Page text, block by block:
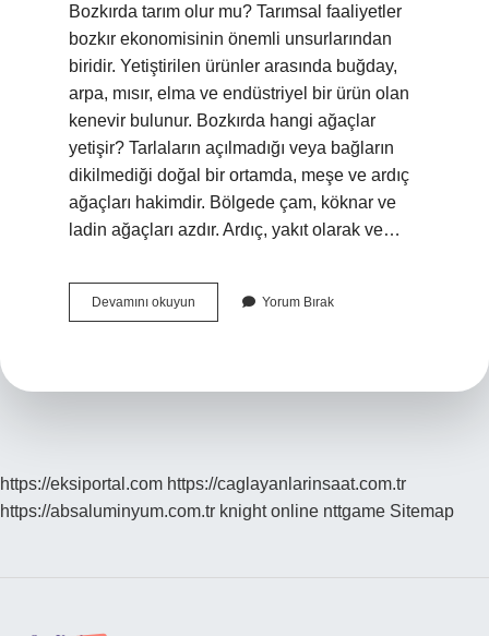
Bozkırda tarım olur mu? Tarımsal faaliyetler
bozkır ekonomisinin önemli unsurlarından
biridir. Yetiştirilen ürünler arasında buğday,
arpa, mısır, elma ve endüstriyel bir ürün olan
kenevir bulunur. Bozkırda hangi ağaçlar
yetişir? Tarlaların açılmadığı veya bağların
dikilmediği doğal bir ortamda, meşe ve ardıç
ağaçları hakimdir. Bölgede çam, köknar ve
ladin ağaçları azdır. Ardıç, yakıt olarak ve…
Devamını okuyun Bozkırda
Ne
Yorum Bırak
https://eksiportal.com https://caglayanlarinsaat.com.tr
https://absaluminyum.com.tr knight online nttgame Sitemap